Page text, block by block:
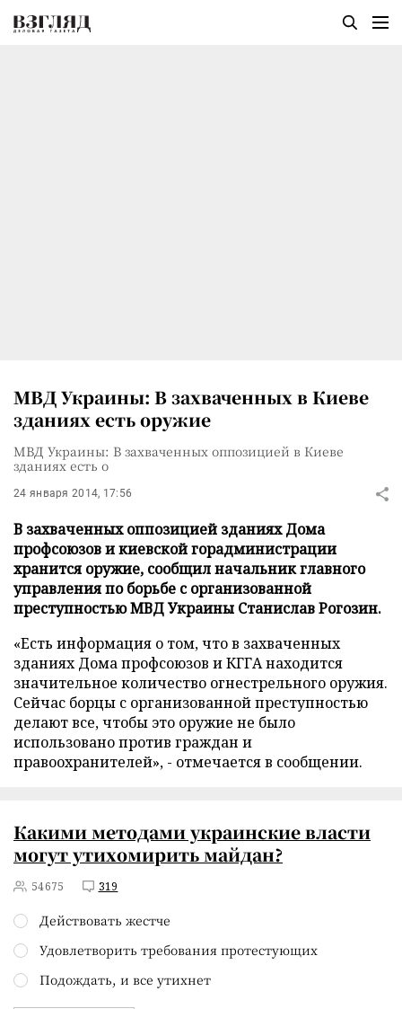
МВД Украины: В захваченных в Киеве
зданиях есть оружие
МВД Украины: В захваченных оппозицией в Киеве
зданиях есть о
24 января 2014, 17:56
В захваченных оппозицией зданиях Дома
профсоюзов и киевской горадминистрации
хранится оружие, сообщил начальник главного
управления по борьбе с организованной
преступностью МВД Украины Станислав Рогозин.
«Есть информация о том, что в захваченных
зданиях Дома профсоюзов и КГГА находится
значительное количество огнестрельного оружия.
Сейчас борцы с организованной преступностью
делают все, чтобы это оружие не было
использовано против граждан и
правоохранителей», - отмечается в сообщении.
Какими методами украинские власти
могут утихомирить майдан?
54675 319
Действовать жестче
Удовлетворить требования протестующих
Подождать, и все утихнет